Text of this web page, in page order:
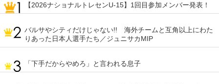
【2026ナショナルトレセンU-15】1回目参加メンバー発表！
バルサやシティだけじゃない!! 海外チームと互角以上にわた
りあった日本人選手たち／ジュニサカMIP
「下手だからやめろ」と言われる息子